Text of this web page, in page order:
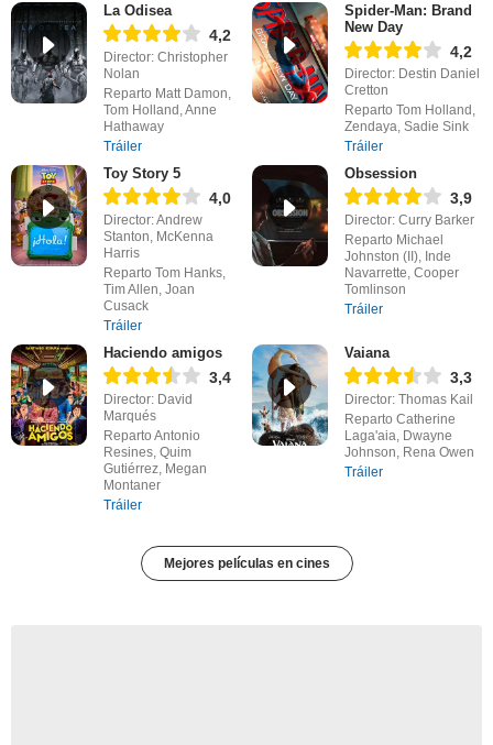
La Odisea
4,2
Director: Christopher
Nolan
Reparto Matt Damon,
Tom Holland, Anne
Hathaway
Tráiler
Spider-Man: Brand
New Day
4,2
Director: Destin Daniel
Cretton
Reparto Tom Holland,
Zendaya, Sadie Sink
Tráiler
Toy Story 5
4,0
Director: Andrew
Stanton, McKenna
Harris
Reparto Tom Hanks,
Tim Allen, Joan
Cusack
Tráiler
Obsession
3,9
Director: Curry Barker
Reparto Michael
Johnston (II), Inde
Navarrette, Cooper
Tomlinson
Tráiler
Haciendo amigos
3,4
Director: David
Marqués
Reparto Antonio
Resines, Quim
Gutiérrez, Megan
Montaner
Tráiler
Vaiana
3,3
Director: Thomas Kail
Reparto Catherine
Laga'aia, Dwayne
Johnson, Rena Owen
Tráiler
Mejores películas en cines